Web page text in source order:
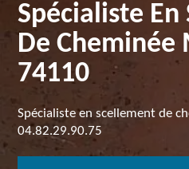
Spécialiste
De
74110
Spécialiste en scellement de
04.82.29.90.75